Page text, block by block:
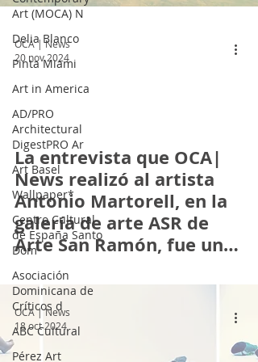
Art (MOCA) N
Delia Blanco
Pinta Miami
Art in America
AD/PRO
Architectural
DigestPRO Ar
Art Basel
Wallpaper*
Centro Cultural
de España Santo
Dom
Asociación
Dominicana de
Críticos d
ABC Cultural
Pérez Art
La entrevista que OCA|
News realizó al artista
Antonio Martorell, en la
galería de arte ASR de
Arte San Ramón, fue una
experiencia
extraordinaria.
OCA | News
20 nov 2024
OCA | News
18 oct 2024